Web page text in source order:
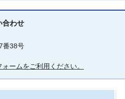
合わせ
番38号
ームをご利用ください。